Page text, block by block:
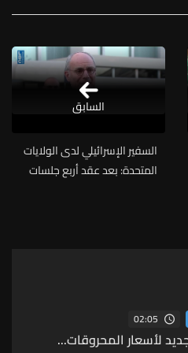
السفير الإسرائيلي لدى الولايات
المتحدة: بعد عقد أربع جلسات
السابق
02:05
لأسعار المحروقات...